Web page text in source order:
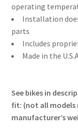
operating
Installation
parts
Includes
Made in the
See bikes in
fit: (not all models
manufacturer’s